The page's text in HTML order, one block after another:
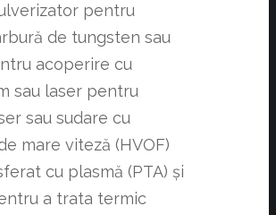
pentru
de tungsten sau
acoperire cu
sau laser pentru
sau sudare cu
mare viteză (HVOF)
cu plasmă (PTA) și
a trata termic